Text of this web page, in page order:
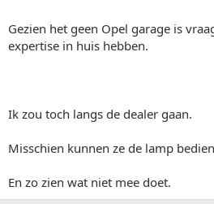
Gezien het geen Opel garage is
expertise in huis hebben.
Ik zou toch langs de dealer gaan.
Misschien kunnen ze de lamp
En zo zien wat niet mee doet.